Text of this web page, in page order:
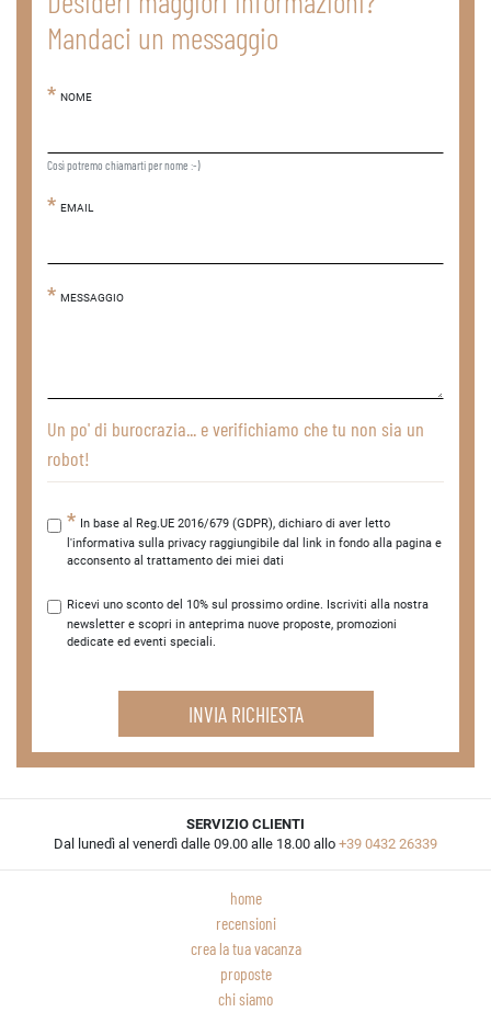
Mandaci un messaggio
NOME
Così potremo chiamarti per nome :-)
EMAIL
MESSAGGIO
Un po' di burocrazia... e verifichiamo che tu non sia un
robot!
In base al Reg.UE 2016/679 (GDPR), dichiaro di aver letto
l'informativa sulla privacy raggiungibile dal link in fondo alla pagina e
acconsento al trattamento dei miei dati
Ricevi uno sconto del 10% sul prossimo ordine. Iscriviti alla nostra
newsletter e scopri in anteprima nuove proposte, promozioni
dedicate ed eventi speciali.
INVIA RICHIESTA
SERVIZIO CLIENTI
Dal lunedì al venerdì dalle 09.00 alle 18.00 allo +39 0432 26339
home
recensioni
crea la tua vacanza
proposte
chi siamo